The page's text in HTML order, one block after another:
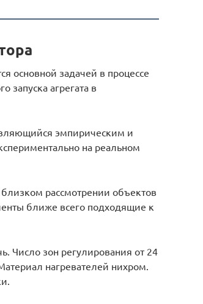
основной задачей в процессе
запуска агрегата в
эмпирическим и
на реальном
рассмотрении объектов
ближе всего подходящие к
Число зон регулирования от 24
нагревателей нихром.